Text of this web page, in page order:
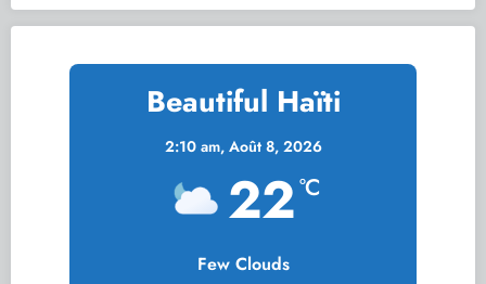
Beautiful Haïti
2:10 am, Août 8, 2026
22°C
Few Clouds